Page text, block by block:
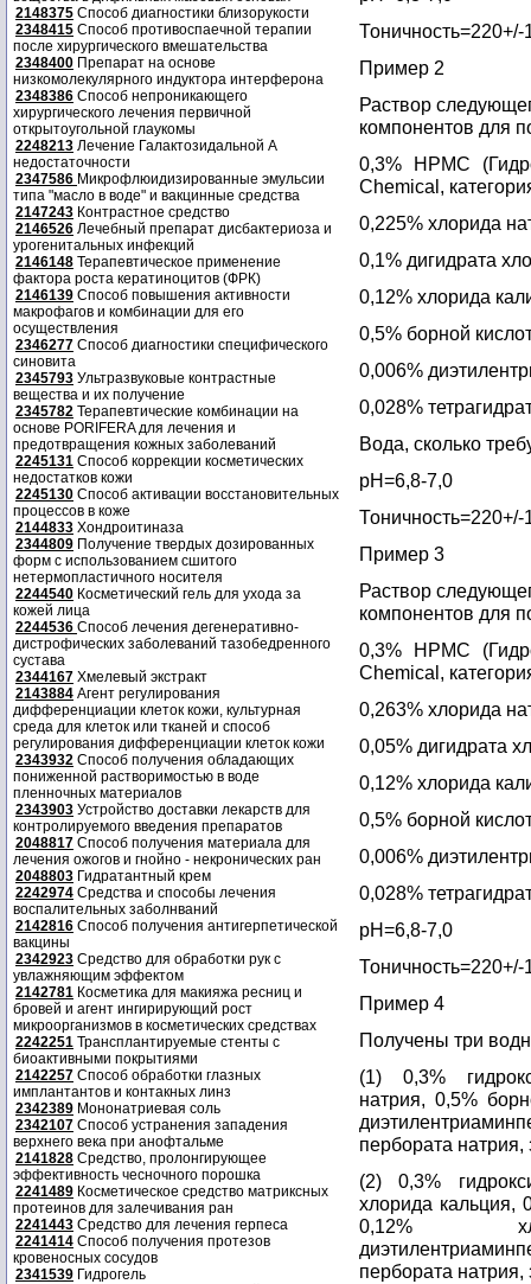
2148375 Способ диагностики близорукости
2348415 Способ противоспаечной терапии
после хирургического вмешательства
2348400 Препарат на основе
низкомолекулярного индуктора интерферона
2348386 Способ непроникающего
хирургического лечения первичной
открытоугольной глаукомы
2248213 Лечение Галактозидальной А
недостаточности
2347586 Микрофлюидизированные эмульсии
типа "масло в воде" и вакцинные средства
2147243 Контрастное средство
2146526 Лечебный препарат дисбактериоза и
урогенитальных инфекций
2146148 Терапевтическое применение
фактора роста кератиноцитов (ФРК)
2146139 Способ повышения активности
макрофагов и комбинации для его
осуществления
2346277 Способ диагностики специфического
синовита
2345793 Ультразвуковые контрастные
вещества и их получение
2345782 Терапевтические комбинации на
основе PORIFERA для лечения и
предотвращения кожных заболеваний
2245131 Способ коррекции косметических
недостатков кожи
2245130 Способ активации восстановительных
процессов в коже
2144833 Хондроитиназа
2344809 Получение твердых дозированных
форм с использованием сшитого
нетермопластичного носителя
2244540 Косметический гель для ухода за
кожей лица
2244536 Способ лечения дегенеративно-
дистрофических заболеваний тазобедренного
сустава
2344167 Хмелевый экстракт
2143884 Агент регулирования
дифференциации клеток кожи, культурная
среда для клеток или тканей и способ
регулирования дифференциации клеток кожи
2343932 Способ получения обладающих
пониженной растворимостью в воде
пленночных материалов
2343903 Устройство доставки лекарств для
контролируемого введения препаратов
2048817 Способ получения материала для
лечения ожогов и гнойно - некронических ран
2048803 Гидратантный крем
2242974 Средства и способы лечения
воспалительных заболнваний
2142816 Способ получения антигерпетической
вакцины
2342923 Средство для обработки рук с
увлажняющим эффектом
2142781 Косметика для макияжа ресниц и
бровей и агент ингирирующий рост
микроорганизмов в косметических средствах
2242251 Трансплантируемые стенты с
биоактивными покрытиями
2142257 Способ обработки глазных
имплантантов и контакных линз
2342389 Мононатриевая соль
2342107 Способ устранения западения
верхнего века при анофтальме
2141828 Средство, пролонгирующее
эффективность чесночного порошка
2241489 Косметическое средство матриксных
протеинов для залечивания ран
2241443 Средство для лечения герпеса
2241414 Способ получения протезов
кровеносных сосудов
2341539 Гидрогель
Пример 2
Раствор
компонентов для
0,3% НРМС
Chemical,
0,225% хлорида
0,1% дигидрата
0,12% хлорида
0,5% борной
0,006%
0,028%
Вода, сколько
рН=6,8-7,0
Пример 3
Раствор
компонентов для
0,3% НРМС
Chemical,
0,263% хлорида
0,05% дигидрата
0,12% хлорида
0,5% борной
0,006%
0,028%
рН=6,8-7,0
Пример 4
Получены три
(1) 0,3%
натрия, 0,5%
пербората
(2) 0,3%
хлорида кальция,
0,12%
пербората